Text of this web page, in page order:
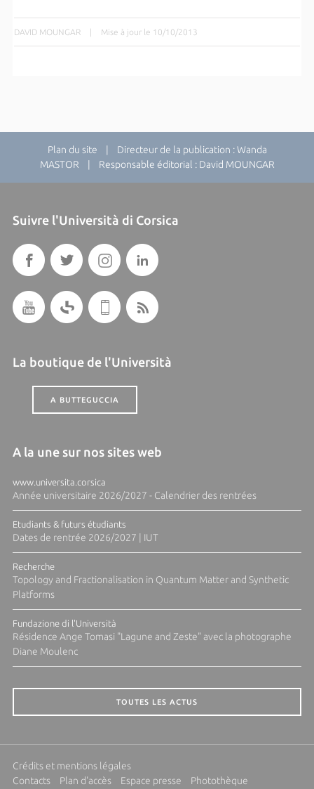
DAVID MOUNGAR | Mise à jour le 10/10/2013
Plan du site | Directeur de la publication : Wanda
MASTOR | Responsable éditorial : David MOUNGAR
Suivre l'Università di Corsica
La boutique de l'Università
A BUTTEGUCCIA
A la une sur nos sites web
www.universita.corsica
Année universitaire 2026/2027 - Calendrier des rentrées
Etudiants & futurs étudiants
Dates de rentrée 2026/2027 | IUT
Recherche
Topology and Fractionalisation in Quantum Matter and Synthetic
Platforms
Fundazione di l'Università
Résidence Ange Tomasi "Lagune and Zeste" avec la photographe
Diane Moulenc
TOUTES LES ACTUS
Crédits et mentions légales
Contacts
Plan d'accès Espace presse
Photothèque